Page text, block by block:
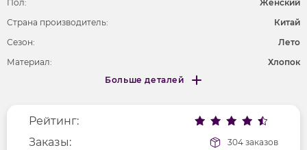
Пол:
Женский
Страна производитель:
Китай
Сезон:
Лето
Материал:
Хлопок
Фактура материала
текстильный
Длина рукава
короткие
Больше деталей
Меньше деталей
Рейтинг:
Заказы:
304 заказов